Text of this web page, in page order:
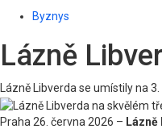
Byznys
Lázně
Lázně Libverda se umístily na
Praha 26. června 2026 – Lázně